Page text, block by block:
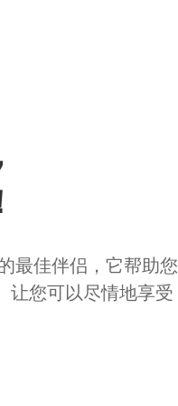
最佳伴侣，它帮助您
让您可以尽情地享受